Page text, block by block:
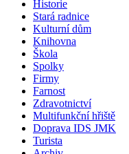
Historie
Stará radnice
Kulturní dům
Knihovna
Škola
Spolky
Firmy
Farnost
Zdravotnictví
Multifunkční hřiště
Doprava IDS JMK
Turista